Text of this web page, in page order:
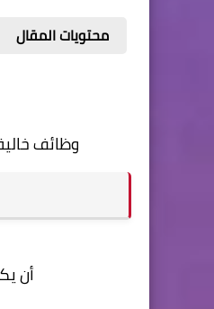
محتويات المقال
وظائف
أن